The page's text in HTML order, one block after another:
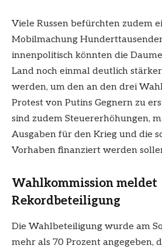
Viele Russen befürchten zudem
Mobilmachung
innenpolitisch könnten die
Land noch einmal deutlich
werden, um den an den drei
Protest von Putins Gegnern zu
sind zudem Steuererhöhungen,
Ausgaben für den Krieg und die
Vorhaben finanziert werden
Wahlkommission meldet
Rekordbeteiligung
Die Wahlbeteiligung wurde am
mehr als 70 Prozent angegeben,